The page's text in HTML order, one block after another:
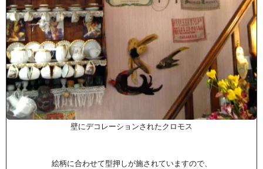
壁にデコレーションされたクロモス
絵柄に合わせて型押しが施されていますので、